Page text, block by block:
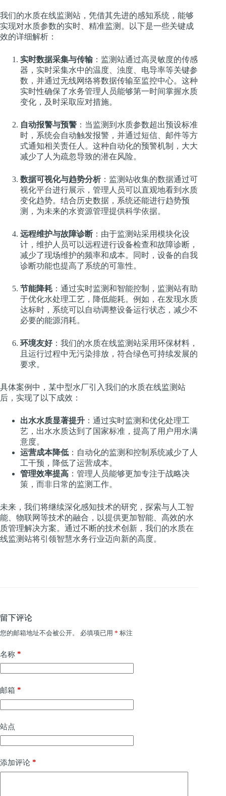
我们的水质在线监测站，凭借其先进的感知系统，能够
实现对水质参数的实时、精准监测。以下是一些关键成
效的详细解析：
实时数据采集与传输：监测站通过高灵敏度的传感
器，实时采集水中的温度、浊度、电导率等关键参
数，并通过无线网络将数据传输至监控中心。这种
实时性确保了水务管理人员能够第一时间掌握水质
变化，及时采取应对措施。
自动报警与预警 ：当监测到水质参数超出预设标准
时，系统会自动触发报警，并通过短信、邮件等方
式通知相关责任人。这种自动化的预警机制，大大
减少了人为疏忽导致的潜在风险。
数据可视化与趋势分析：监测站收集的数据通过可
视化平台进行展示，管理人员可以直观地看到水质
变化趋势。结合历史数据，系统还能进行趋势预
测，为未来的水资源管理提供科学依据。
远程维护与故障诊断 ：由于监测站采用模块化设
计，维护人员可以远程进行设备检查和故障诊断，
减少了现场维护的频率和成本。同时，设备的自我
诊断功能也提高了系统的可靠性。
节能降耗 ：通过实时监测和智能控制，监测站有助
于优化水处理工艺，降低能耗。例如，在发现水质
达标时，系统可以自动调整设备运行状态，减少不
必要的能源消耗。
环境友好：我们的水质在线监测站采用环保材料，
且运行过程中无污染排放，符合绿色可持续发展的
要求。
具体案例中，某中型水厂引入我们的水质在线监测站
后，实现了以下成效：
出水水质显著提升 ：通过实时监测和优化处理工
艺，出水水质达到了国家标准，提高了用户用水满
意度。
运营成本降低 ：自动化的监测和控制系统减少了人
工干预，降低了运营成本。
管理效率提高 ：管理人员能够更加专注于战略决
策，而非日常的监测工作。
未来，我们将继续深化感知技术的研究，探索与人工智
能、物联网等技术的融合，以提供更加智能、高效的水
质管理解决方案。通过不断的技术创新，我们的水质在
线监测站将引领智慧水务行业迈向新的高度。
留下评论
您的邮箱地址不会被公开。 必填项已用 * 标注
名称 *
邮箱 *
站点
添加评论 *